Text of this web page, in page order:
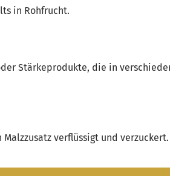
in Rohfrucht.
Stärkeprodukte, die in
verflüssigt und